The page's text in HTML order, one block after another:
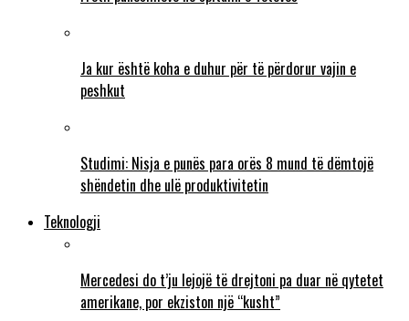
Ja kur është koha e duhur për të përdorur vajin e
peshkut
Studimi: Nisja e punës para orës 8 mund të dëmtojë
shëndetin dhe ulë produktivitetin
Teknologji
Mercedesi do t’ju lejojë të drejtoni pa duar në qytetet
amerikane, por ekziston një “kusht”